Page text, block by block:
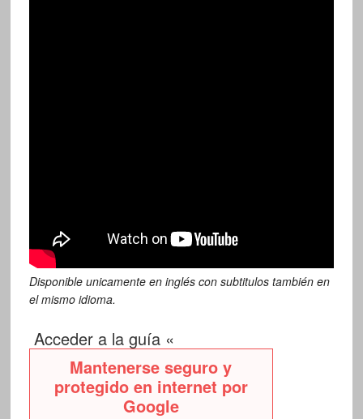
Disponible unicamente en inglés con subtitulos también en
el mismo idioma.
Acceder a la guía «
Mantenerse seguro y
protegido en internet por
Google